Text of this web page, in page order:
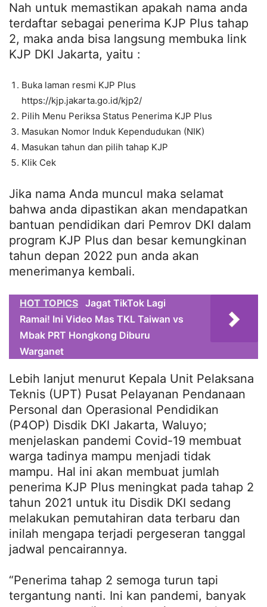
Nah untuk memastikan apakah nama anda
terdaftar sebagai penerima KJP Plus tahap
2, maka anda bisa langsung membuka link
KJP DKI Jakarta, yaitu :
Buka laman resmi KJP Plus
https://kjp.jakarta.go.id/kjp2/
Pilih Menu Periksa Status Penerima KJP Plus
Masukan Nomor Induk Kependudukan (NIK)
Masukan tahun dan pilih tahap KJP
Klik Cek
Jika nama Anda muncul maka selamat
bahwa anda dipastikan akan mendapatkan
bantuan pendidikan dari Pemrov DKI dalam
program KJP Plus dan besar kemungkinan
tahun depan 2022 pun anda akan
menerimanya kembali.
HOT TOPICS Jagat TikTok Lagi
Ramai! Ini Video Mas TKL Taiwan vs
Mbak PRT Hongkong Diburu
Warganet
Lebih lanjut menurut Kepala Unit Pelaksana
Teknis (UPT) Pusat Pelayanan Pendanaan
Personal dan Operasional Pendidikan
(P4OP) Disdik DKI Jakarta, Waluyo;
menjelaskan pandemi Covid-19 membuat
warga tadinya mampu menjadi tidak
mampu. Hal ini akan membuat jumlah
penerima KJP Plus meningkat pada tahap 2
tahun 2021 untuk itu Disdik DKI sedang
melakukan pemutahiran data terbaru dan
inilah mengapa terjadi pergeseran tanggal
jadwal pencairannya.
“Penerima tahap 2 semoga turun tapi
tergantung nanti. Ini kan pandemi, banyak